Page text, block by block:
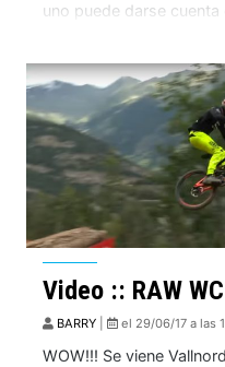
uno puede darse
Video :: RAW
BARRY el 29/06/17 a las
WOW!!! Se viene